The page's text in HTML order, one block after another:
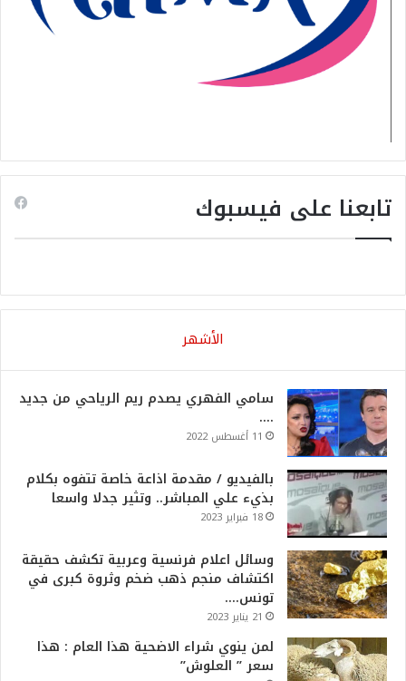
تابعنا على فيسبوك
الأشهر
سامي الفهري يصدم ريم الرياحي من جديد
….
11 أغسطس 2022
بالفيديو / مقدمة اذاعة خاصة تتفوه بكلام
بذيء علي المباشر.. وتثير جدلا واسعا
18 فبراير 2023
وسائل اعلام فرنسية وعربية تكشف حقيقة
اكتشاف منجم ذهب ضخم وثروة كبرى في
تونس….
21 يناير 2023
لمن ينوي شراء الاضحية هذا العام : هذا
سعر ” العلوش”